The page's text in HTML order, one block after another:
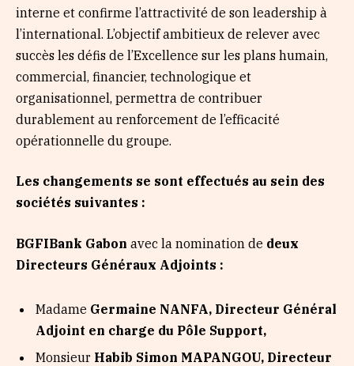
interne et confirme l’attractivité de son leadership à
l’international. L’objectif ambitieux de relever avec
succès les défis de l’Excellence sur les plans humain,
commercial, financier, technologique et
organisationnel, permettra de contribuer
durablement au renforcement de l’efficacité
opérationnelle du groupe.
Les changements se sont effectués au sein des
sociétés suivantes :
BGFIBank Gabon avec la nomination de deux
Directeurs Généraux Adjoints :
Madame Germaine NANFA, Directeur Général
Adjoint en charge du Pôle Support,
Monsieur Habib Simon MAPANGOU, Directeur